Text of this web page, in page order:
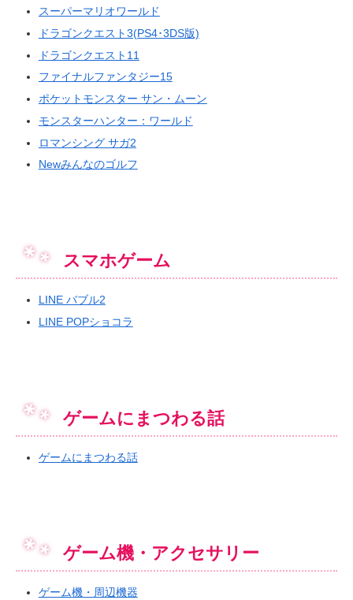
スーパーマリオワールド
ドラゴンクエスト3(PS4･3DS版)
ドラゴンクエスト11
ファイナルファンタジー15
ポケットモンスター サン・ムーン
モンスターハンター：ワールド
ロマンシング サガ2
Newみんなのゴルフ
スマホゲーム
LINE バブル2
LINE POPショコラ
ゲームにまつわる話
ゲームにまつわる話
ゲーム機・アクセサリー
ゲーム機・周辺機器